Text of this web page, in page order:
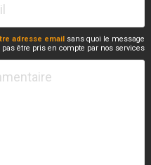
adresse email sans quoi le message
pas être pris en compte par nos services